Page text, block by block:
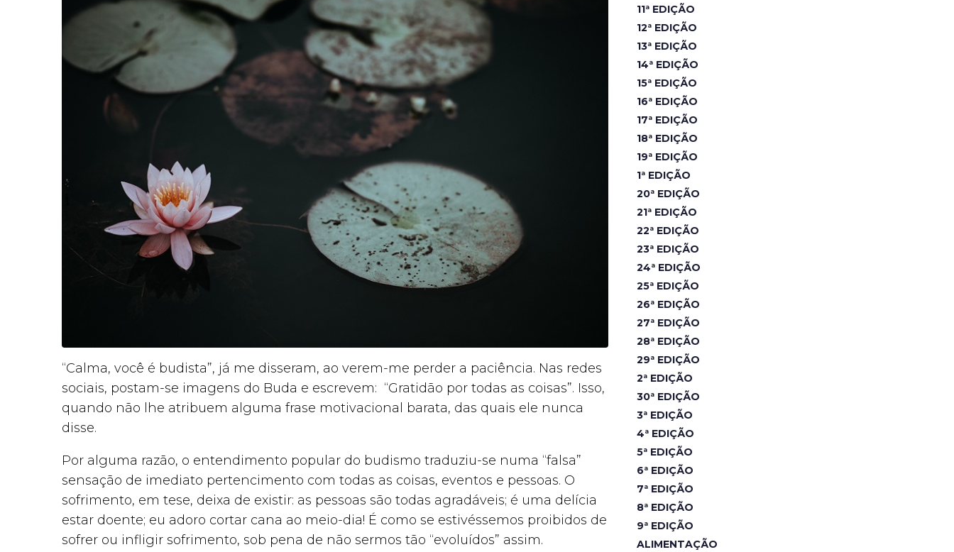
“Calma, você é budista”, já me disseram, ao verem-me perder a paciência. Nas redes
sociais, postam-se imagens do Buda e escrevem: “Gratidão por todas as coisas”. Isso,
quando não lhe atribuem alguma frase motivacional barata, das quais ele nunca
disse.
Por alguma razão, o entendimento popular do budismo traduziu-se numa “falsa”
sensação de imediato pertencimento com todas as coisas, eventos e pessoas. O
sofrimento, em tese, deixa de existir: as pessoas são todas agradáveis; é uma delícia
estar doente; eu adoro cortar cana ao meio-dia! É como se estivéssemos proibidos de
sofrer ou infligir sofrimento, sob pena de não sermos tão “evoluídos” assim.
11ª EDIÇÃO
12ª EDIÇÃO
13ª EDIÇÃO
14ª EDIÇÃO
15ª EDIÇÃO
16ª EDIÇÃO
17ª EDIÇÃO
18ª EDIÇÃO
19ª EDIÇÃO
1ª EDIÇÃO
20ª EDIÇÃO
21ª EDIÇÃO
22ª EDIÇÃO
23ª EDIÇÃO
24ª EDIÇÃO
25ª EDIÇÃO
26ª EDIÇÃO
27ª EDIÇÃO
28ª EDIÇÃO
29ª EDIÇÃO
2ª EDIÇÃO
30ª EDIÇÃO
3ª EDIÇÃO
4ª EDIÇÃO
5ª EDIÇÃO
6ª EDIÇÃO
7ª EDIÇÃO
8ª EDIÇÃO
9ª EDIÇÃO
ALIMENTAÇÃO